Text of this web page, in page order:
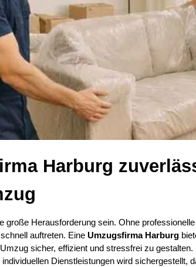
Harburg
große Herausforderung sein. Ohne
auftreten. Eine Umzugsfirma Harburg
sicher, effizient und stressfrei zu
Dienstleistungen wird sichergestellt,